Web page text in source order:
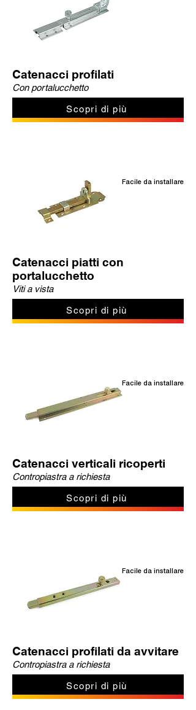
Catenacci profilati
Con portalucchetto
Scopri di più
Facile da installare
Catenacci piatti con
portalucchetto
Viti a vista
Scopri di più
Facile da installare
Catenacci verticali ricoperti
Contropiastra a richiesta
Scopri di più
Facile da installare
Catenacci profilati da avvitare
Contropiastra a richiesta
Scopri di più